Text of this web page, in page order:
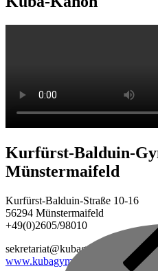
Kurfürst-Balduin-
Münstermaifeld
Kurfürst-Balduin-Straße 10-16
56294 Münstermaifeld
+49(0)2605/98010
sekretariat@kubagym.de
www.kubagym.org